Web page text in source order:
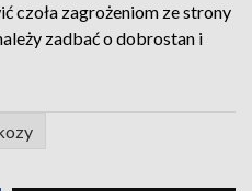
czoła zagrożeniom ze strony
zadbać o dobrostan i